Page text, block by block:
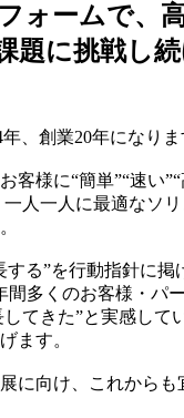
ォームで、
題に挑戦し
、創業20年になりま
客様に“簡単”“速い
人一人に最適なソ
る”を行動指針に掲
間多くのお客様・パ
てきた”と実感して
ます。
に向け、これからも